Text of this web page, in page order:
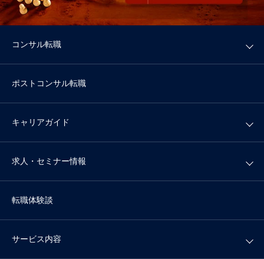
コンサル転職
ポストコンサル転職
キャリアガイド
求人・セミナー情報
転職体験談
サービス内容